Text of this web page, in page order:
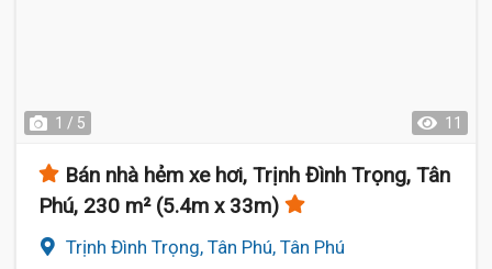
1 / 5 11
Bán nhà hẻm xe hơi, Trịnh Đình Trọng, Tân
Phú, 230 m² (5.4m x 33m)
Trịnh Đình Trọng, Tân Phú, Tân Phú